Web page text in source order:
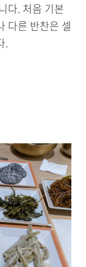
다. 처음 기본
다른 반찬은 셀
.